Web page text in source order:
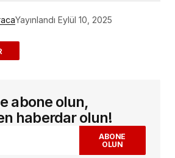
Yayınlandı Eylül 10, 2025
yayınlanmayacak.
abone olun,
haberdar olun!
ABONE
OLUN